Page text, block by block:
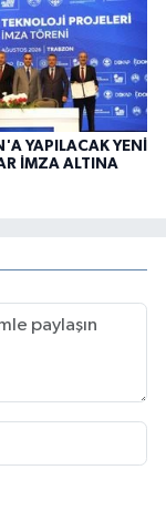
YAPILACAK YENİ
İMZA ALTINA